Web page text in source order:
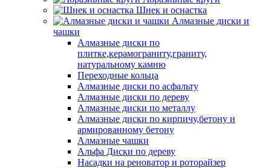
Шнек и оснастка
Алмазные диски и
чашки
Алмазные диски по
плитке,керамограниту,граниту,
натуральному камню
Переходные кольца
Алмазные диски по асфальту
Алмазные диски по дереву
Алмазные диски по металлу
Алмазные диски по кирпичу,бетону и
армированному бетону
Алмазные чашки
Альфа Диски по дереву
Насадки на реноватор и роторайзер